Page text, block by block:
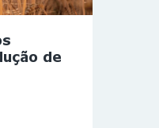
de